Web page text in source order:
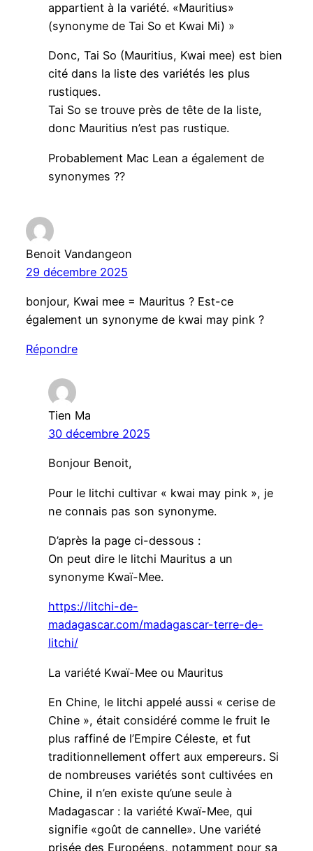
appartient à la variété. «Mauritius»
(synonyme de Tai So et Kwai Mi) »
Donc, Tai So (Mauritius, Kwai mee) est bien
cité dans la liste des variétés les plus
rustiques.
Tai So se trouve près de tête de la liste,
donc Mauritius n’est pas rustique.
Probablement Mac Lean a également de
synonymes ??
Benoit Vandangeon
29 décembre 2025
bonjour, Kwai mee = Mauritus ? Est-ce
également un synonyme de kwai may pink ?
Répondre
Tien Ma
30 décembre 2025
Bonjour Benoit,
Pour le litchi cultivar « kwai may pink », je
ne connais pas son synonyme.
D’après la page ci-dessous :
On peut dire le litchi Mauritus a un
synonyme Kwaï-Mee.
https://litchi-de-
madagascar.com/madagascar-terre-de-
litchi/
La variété Kwaï-Mee ou Mauritus
En Chine, le litchi appelé aussi « cerise de
Chine », était considéré comme le fruit le
plus raffiné de l’Empire Céleste, et fut
traditionnellement offert aux empereurs. Si
de nombreuses variétés sont cultivées en
Chine, il n’en existe qu’une seule à
Madagascar : la variété Kwaï-Mee, qui
signifie «goût de cannelle». Une variété
prisée des Européens, notamment pour sa